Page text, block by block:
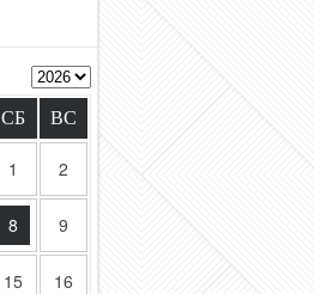
СБ ВС
1 2
8 9
15 16